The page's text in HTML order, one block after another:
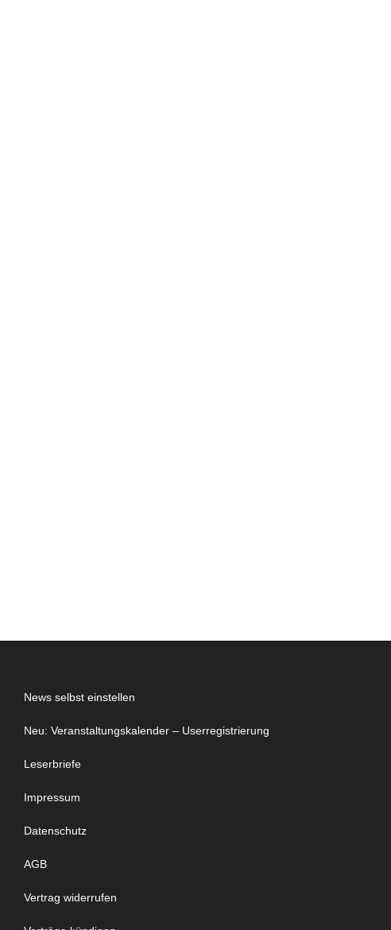
News selbst einstellen
Neu: Veranstaltungskalender – Userregistrierung
Leserbriefe
Impressum
Datenschutz
AGB
Vertrag widerrufen